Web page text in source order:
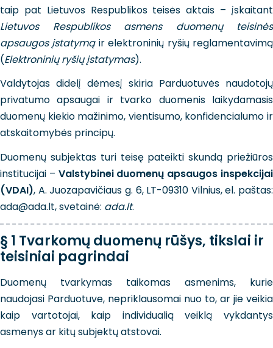
taip pat Lietuvos Respublikos teisės aktais – įskaitant
Lietuvos Respublikos asmens duomenų teisinės
apsaugos įstatymąir elektroninių ryšių reglamentavimą
(Elektroninių ryšių įstatymas).
Valdytojas didelį dėmesį skiria Parduotuvės naudotojų
privatumo apsaugai ir tvarko duomenis laikydamasis
duomenų kiekio mažinimo, vientisumo, konfidencialumo ir
atskaitomybės principų.
Duomenų subjektas turi teisę pateikti skundą priežiūros
institucijai – Valstybinei duomenų apsaugos inspekcijai
(VDAI), A. Juozapavičiaus g. 6, LT-09310 Vilnius, el. paštas:
ada@ada.lt, svetainė: ada.lt.
§ 1 Tvarkomų duomenų rūšys, tikslai ir
teisiniai pagrindai
Duomenų tvarkymas taikomas asmenims, kurie
naudojasi Parduotuve, nepriklausomai nuo to, ar jie veikia
kaip vartotojai, kaip individualią veiklą vykdantys
asmenys ar kitų subjektų atstovai.